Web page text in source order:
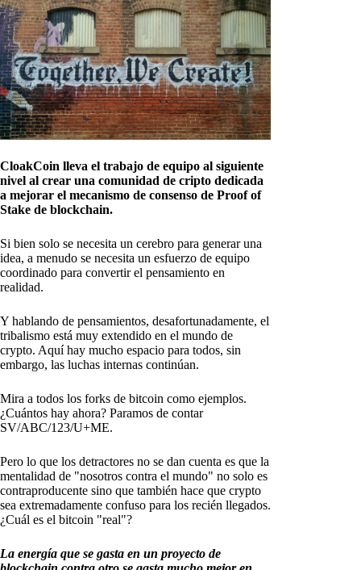
CloakCoin lleva el trabajo de equipo al siguiente
nivel al crear una comunidad de cripto dedicada
a mejorar el mecanismo de consenso de Proof of
Stake de blockchain.
Si bien solo se necesita un cerebro para generar una
idea, a menudo se necesita un esfuerzo de equipo
coordinado para convertir el pensamiento en
realidad.
Y hablando de pensamientos, desafortunadamente, el
tribalismo está muy extendido en el mundo de
crypto. Aquí hay mucho espacio para todos, sin
embargo, las luchas internas continúan.
Mira a todos los forks de bitcoin como ejemplos.
¿Cuántos hay ahora? Paramos de contar
SV/ABC/123/U+ME.
Pero lo que los detractores no se dan cuenta es que la
mentalidad de "nosotros contra el mundo" no solo es
contraproducente sino que también hace que crypto
sea extremadamente confuso para los recién llegados.
¿Cuál es el bitcoin "real"?
La energía que se gasta en un proyecto de